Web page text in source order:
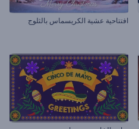
افتتاحية عشية الكريسماس بالثلوج